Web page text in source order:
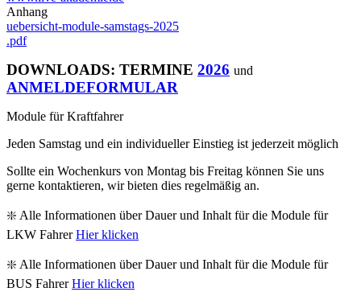
Anhang
uebersicht-module-samstags-2025
.pdf
DOWNLOADS: TERMINE 2026 und
ANMELDEFORMULAR
Module für Kraftfahrer
Jeden Samstag und ein individueller Einstieg ist jederzeit möglich
Sollte ein Wochenkurs von Montag bis Freitag können Sie uns
gerne kontaktieren, wir bieten dies regelmäßig an.
❇️ Alle Informationen über Dauer und Inhalt für die Module für
LKW FahrerHier klicken
❇️ Alle Informationen über Dauer und Inhalt für die Module für
BUS FahrerHier klicken